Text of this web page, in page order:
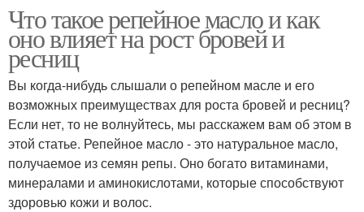
Масла для волос Аптечные масла
Масло с красным Косметическое масло
Масло для волос
Что такое репейное масло и как
оно влияет на рост бровей и
ресниц
Вы когда-нибудь слышали о репейном масле и его
возможных преимуществах для роста бровей и ресниц?
Если нет, то не волнуйтесь, мы расскажем вам об этом в
этой статье. Репейное масло - это натуральное масло,
получаемое из семян репы. Оно богато витаминами,
минералами и аминокислотами, которые способствуют
здоровью кожи и волос.